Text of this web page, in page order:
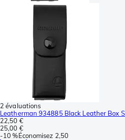
2 évaluations
Leatherman 934885 Black Leather Box
22,50 €
25,00 €
-10 %Économisez 2,50